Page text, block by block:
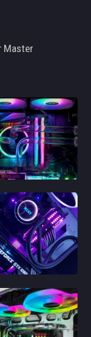
Master